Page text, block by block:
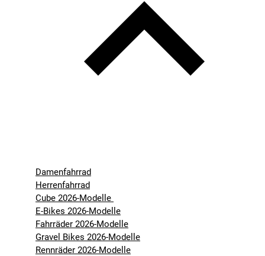
Damenfahrrad
Herrenfahrrad
Cube 2026-Modelle
E-Bikes 2026-Modelle
Fahrräder 2026-Modelle
Gravel Bikes 2026-Modelle
Rennräder 2026-Modelle